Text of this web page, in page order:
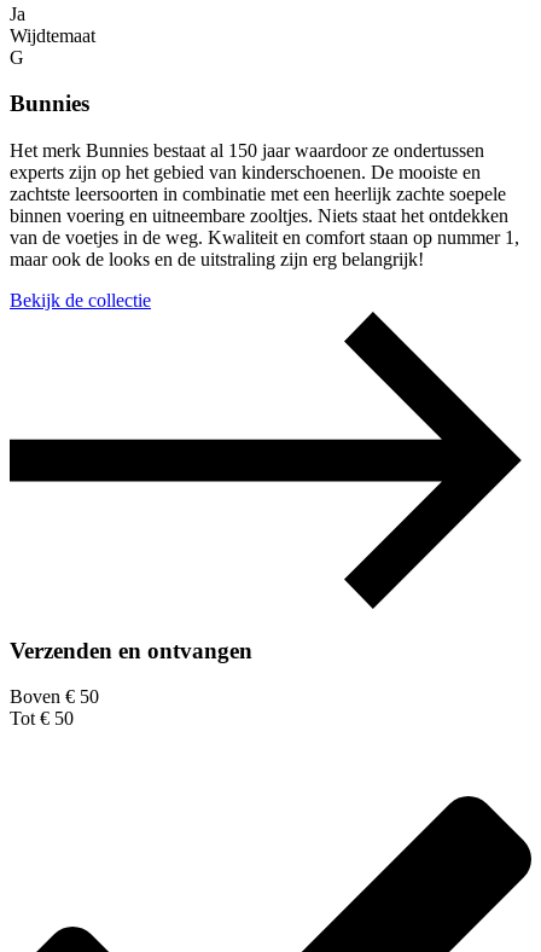
Ja
Wijdtemaat
G
Bunnies
Het merk Bunnies bestaat al 150 jaar waardoor ze ondertussen
experts zijn op het gebied van kinderschoenen. De mooiste en
zachtste leersoorten in combinatie met een heerlijk zachte soepele
binnen voering en uitneembare zooltjes. Niets staat het ontdekken
van de voetjes in de weg. Kwaliteit en comfort staan op nummer 1,
maar ook de looks en de uitstraling zijn erg belangrijk!
Bekijk de collectie
Verzenden en ontvangen
Boven € 50
Tot € 50